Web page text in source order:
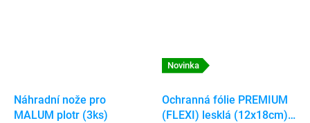
Náhradní nože pro
MALUM plotr (3ks)
Novinka
Ochranná fólie PREMIUM
(FLEXI) lesklá (12x18cm)